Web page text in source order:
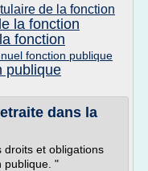
de la fonction
la fonction
fonction
fonction publique
publique
dans la
droits et obligations
publique. "